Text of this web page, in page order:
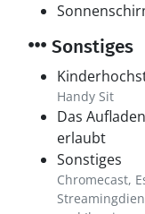
Sonstiges
Handy Sit
Das
erlaubt
Sonstiges
Chromecast,